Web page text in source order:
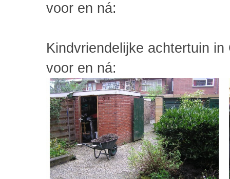
voor en ná:
Kindvriendelijke achtertuin in
voor en ná: